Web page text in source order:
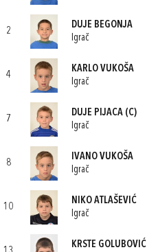
2
DUJE BEGONJA
Igrač
4
KARLO VUKOŠA
Igrač
7
DUJE PIJACA (C)
Igrač
8
IVANO VUKOŠA
Igrač
10
NIKO ATLAŠEVIĆ
Igrač
KRSTE GOLUBOVIĆ